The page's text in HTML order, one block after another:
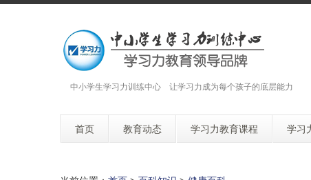
中小学生学习力训练中心 让学习力成为每个孩子的底层能力
首页 教育动态 学习力教育课程 学习